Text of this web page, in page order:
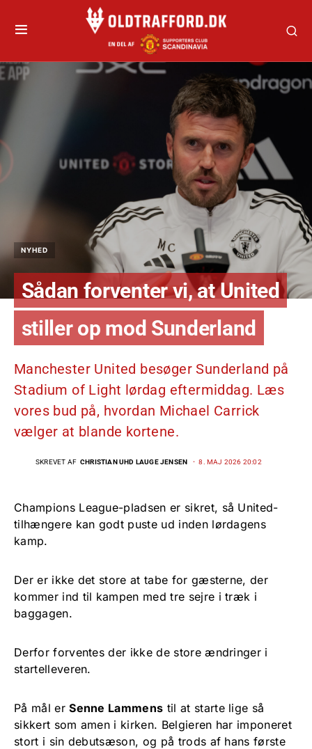
NYHED
Sådan forventer vi, at United
stiller op mod Sunderland
Manchester United besøger Sunderland på
Stadium of Light lørdag eftermiddag. Læs
vores bud på, hvordan Michael Carrick
vælger at blande kortene.
SKREVET AF CHRISTIAN UHD LAUGE JENSEN 8. MAJ 2026 20:02
Champions League-pladsen er sikret, så United-
tilhængere kan godt puste ud inden lørdagens
kamp.
Der er ikke det store at tabe for gæsterne, der
kommer ind til kampen med tre sejre i træk i
baggagen.
Derfor forventes der ikke de store ændringer i
startelleveren.
På mål erSenne Lammens til at starte lige så
sikkert som amen i kirken. Belgieren har imponeret
stort i sin debutsæson, og på trods af hans første